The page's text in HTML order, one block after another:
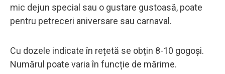
mic dejun special sau o gustare gustoasă, poate
pentru petreceri aniversare sau carnaval.
Cu dozele indicate în rețetă se obțin 8-10 gogoși.
Numărul poate varia în funcție de mărime.